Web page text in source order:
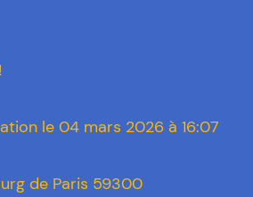
le 04 mars 2026 à 16:07
de Paris 59300